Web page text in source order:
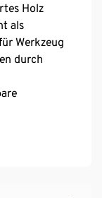
Holz
als
Werkzeug
durch
Verarbeitung